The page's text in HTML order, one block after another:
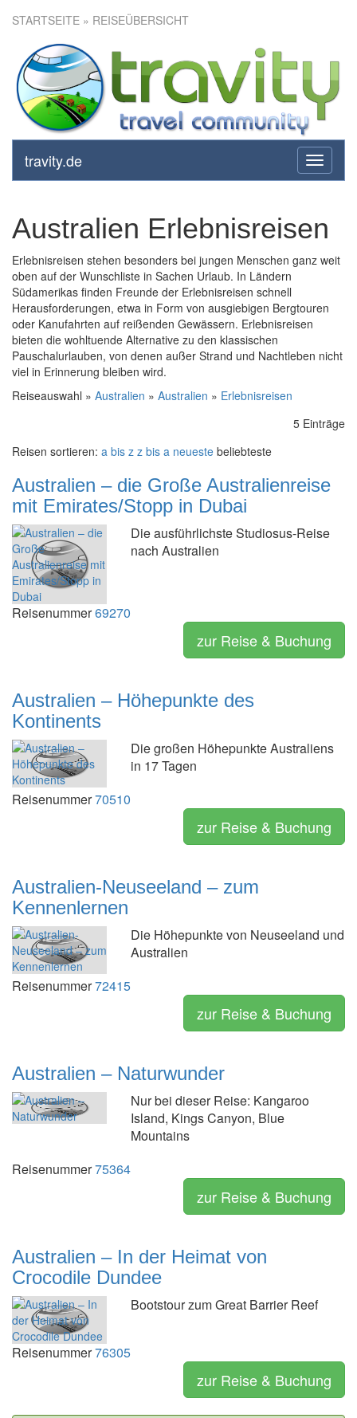
STARTSEITE » REISEÜBERSICHT
toggle
travity.de
Australien Erlebnisreisen
Erlebnisreisen stehen besonders bei jungen Menschen ganz weit
oben auf der Wunschliste in Sachen Urlaub. In Ländern
Südamerikas finden Freunde der Erlebnisreisen schnell
Herausforderungen, etwa in Form von ausgiebigen Bergtouren
oder Kanufahrten auf reißenden Gewässern. Erlebnisreisen
bieten die wohltuende Alternative zu den klassischen
Pauschalurlauben, von denen außer Strand und Nachtleben nicht
viel in Erinnerung bleiben wird.
Reiseauswahl » Australien » Australien » Erlebnisreisen
5 Einträge
Reisen sortieren: a bis z z bis a neueste beliebteste
Australien – die Große Australienreise
mit Emirates/Stopp in Dubai
Die ausführlichste Studiosus-Reise
nach Australien
Reisenummer69270
zur Reise & Buchung
Australien – Höhepunkte des
Kontinents
Die großen Höhepunkte Australiens
in 17 Tagen
Reisenummer70510
zur Reise & Buchung
Australien-Neuseeland – zum
Kennenlernen
Die Höhepunkte von Neuseeland und
Australien
Reisenummer72415
zur Reise & Buchung
Australien – Naturwunder
Nur bei dieser Reise: Kangaroo
Island, Kings Canyon, Blue
Mountains
Reisenummer75364
zur Reise & Buchung
Australien – In der Heimat von
Crocodile Dundee
Bootstour zum Great Barrier Reef
Reisenummer76305
zur Reise & Buchung